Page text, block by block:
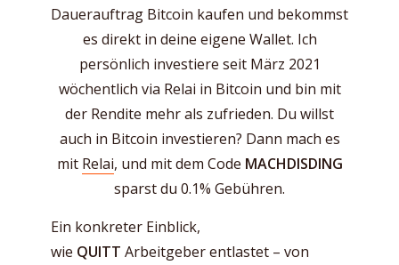
Dauerauftrag Bitcoin kaufen und bekommst
es direkt in deine eigene Wallet. Ich
persönlich investiere seit März 2021
wöchentlich via Relai in Bitcoin und bin mit
der Rendite mehr als zufrieden. Du willst
auch in Bitcoin investieren? Dann mach es
mit Relai, und mit dem Code MACHDISDING
sparst du 0.1% Gebühren.
Ein konkreter Einblick,
wie QUITT Arbeitgeber entlastet – von